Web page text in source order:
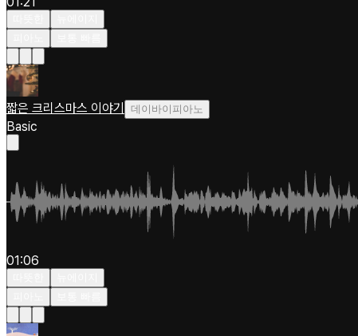
짧은 크리스마스 이야기 데이바이피아노
Basic
01:06